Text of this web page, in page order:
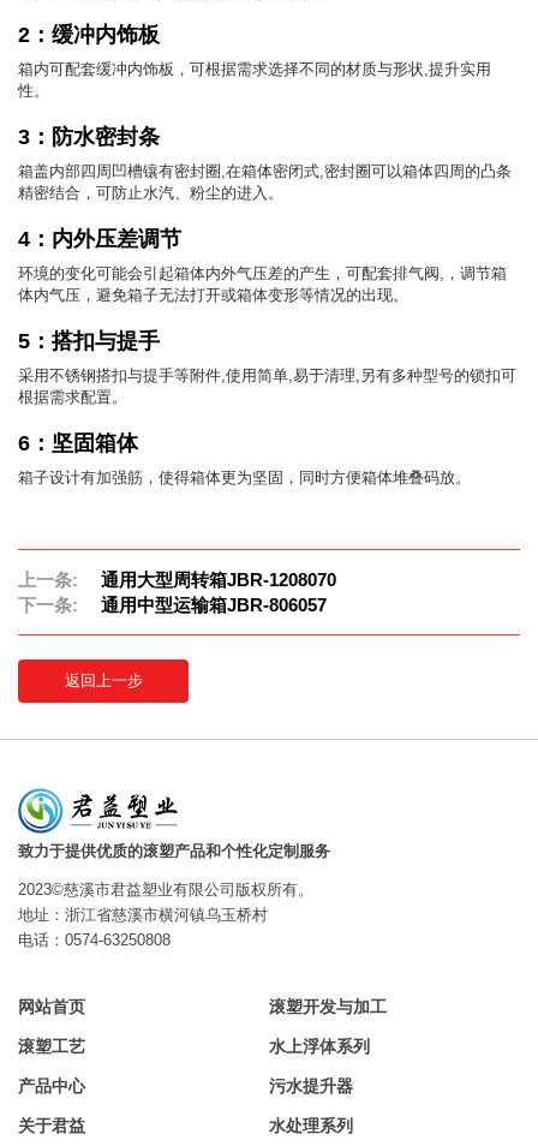
2：缓冲内饰板
箱内可配套缓冲内饰板，可根据需求选择不同的材质与形状,提升实用
性。
3：防水密封条
箱盖内部四周凹槽镶有密封圈,在箱体密闭式,密封圈可以箱体四周的凸条
精密结合，可防止水汽、粉尘的进入。
4：内外压差调节
环境的变化可能会引起箱体内外气压差的产生，可配套排气阀,，调节箱
体内气压，避免箱子无法打开或箱体变形等情况的出现。
5：搭扣与提手
采用不锈钢搭扣与提手等附件,使用简单,易于清理,另有多种型号的锁扣可
根据需求配置。
6：坚固箱体
箱子设计有加强筋，使得箱体更为坚固，同时方便箱体堆叠码放。
上一条:
通用大型周转箱JBR-1208070
下一条:
通用中型运输箱JBR-806057
返回上一步
致力于提供优质的滚塑产品和个性化定制服务
2023©慈溪市君益塑业有限公司版权所有。
地址：浙江省慈溪市横河镇乌玉桥村
电话：0574-63250808
网站首页
滚塑工艺
产品中心
关于君益
滚塑开发与加工
水上浮体系列
污水提升器
水处理系列